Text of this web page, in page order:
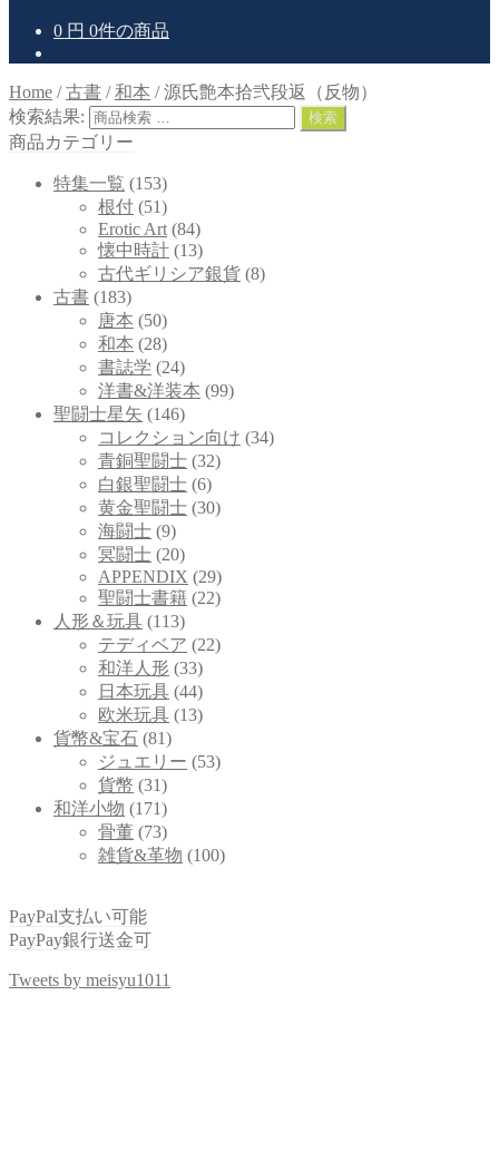
0 円 0件の商品
Home /古書 /和本 /源氏艶本拾弐段返（反物）
検索結果:
検索
商品カテゴリー
特集一覧 (153)
根付 (51)
Erotic Art (84)
懐中時計 (13)
古代ギリシア銀貨 (8)
古書 (183)
唐本 (50)
和本 (28)
書誌学 (24)
洋書&洋装本 (99)
聖闘士星矢 (146)
コレクション向け (34)
青銅聖闘士 (32)
白銀聖闘士 (6)
黄金聖闘士 (30)
海闘士 (9)
冥闘士 (20)
APPENDIX (29)
聖闘士書籍 (22)
人形＆玩具 (113)
テディベア (22)
和洋人形 (33)
日本玩具 (44)
欧米玩具 (13)
貨幣&宝石 (81)
ジュエリー (53)
貨幣 (31)
和洋小物 (171)
骨董 (73)
雑貨&革物 (100)
PayPal支払い可能
PayPay銀行送金可
Tweets by meisyu1011